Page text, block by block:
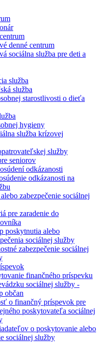
denné centrum
sociálna služba pre deti a
služba
služba
starostlivosti o dieťa
hygieny
služba krízovej
služby
seniorov
odkázanosti
odkázanosti na
zabezpečenie sociálnej
pre zaradenie do
poskytnutia alebo
sociálnej služby
zabezpečenie sociálnej
finančného príspevku
sociálnej služby -
občan
o finančný príspevok pre
poskytovateľa sociálnej
o poskytovanie alebo
sociálnej služby